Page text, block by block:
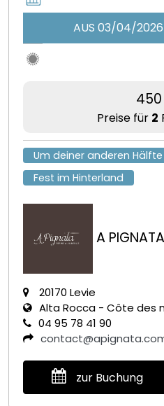
AUS 03/04/2026
Preise für 2
Um deiner anderen
Fest im Hinterland
A PIGNATA
20170 Levie
Alta Rocca - Côte des
04 95 78 41 90
zur Buchung